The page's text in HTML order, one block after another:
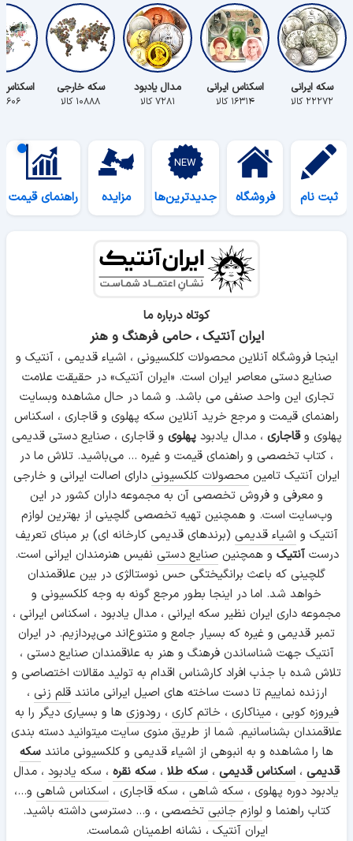
سکه ایرانی
۲۲۲۷۲ کالا
اسکناس ایرانی
۱۶۳۱۴ کالا
مدال یادبود
۷۲۸۱ کالا
سکه خارجی
۱۰۸۸۸ کالا ۵۶۰۶ کالا
ثبت نام فروشگاه جدیدترین‌ها مزایده راهنمای قیمت
کوتاه درباره ما
ایران آنتیک ، حامی فرهنگ و هنر
اینجا فروشگاه آنلاین محصولات کلکسیونی ، اشیاء قدیمی ، آنتیک و
صنایع دستی معاصر ایران است. «ایران آنتیک» در حقیقت علامت
تجاری این واحد صنفی می باشد. و شما در حال مشاهده وبسایت
راهنمای قیمت و مرجع خرید آنلاین سکه پهلوی و قاجاری ، اسکناس
پهلوی وقاجاری ، مدال یادبودپهلوی و قاجاری ، صنایع دستی قدیمی
، کتاب تخصصی و راهنمای قیمت و غیره ... می‌باشید. تلاش ما در
ایران آنتیک تامین محصولات کلکسیونی دارای اصالت ایرانی و خارجی
و معرفی و فروش تخصصی آن به مجموعه داران کشور در این
وب‌سایت است. و همچنین تهیه تخصصی گلچینی از بهترین لوازم
آنتیک و اشیاء قدیمی (برندهای قدیمی کارخانه ای) بر مبنای تعریف
درستآنتیک و همچنینصنایع دستی نفیس هنرمندان ایرانی است.
گلچینی که باعث برانگیختگی حس نوستالژی در بین علاقمندان
خواهد شد. اما در اینجا بطور مرجع گونه به وجه کلکسیونی و
مجموعه داری ایران نظیر سکه ایرانی ، مدال یادبود ، اسکناس ایرانی ،
تمبر قدیمی و غیره که بسیار جامع و متنوع‌اند می‌پردازیم. در ایران
آنتیک جهت شناساندن فرهنگ و هنر به علاقمندان صنایع دستی ،
تلاش شده با جذب افراد کارشناس اقدام به تولید مقالات اختصاصی و
ارزنده نماییم تا دست ساخته های اصیل ایرانی مانندقلم زنی ،
فیروزه کوبی ،میناکاری ، خاتم کاری ، رودوزی ها و بسیاری دیگر را به
علاقمندان بشناسانیم. شما از طریق منوی سایت میتوانید دسته بندی
ها را مشاهده و به انبوهی از اشیاء قدیمی و کلکسیونی مانند سکه
قدیمی ، اسکناس قدیمی ، سکه طلا ، سکه نقره ، سکه یادبود ، مدال
یادبود دوره پهلوی ، سکه شاهی ، سکه قاجاری ، اسکناس شاهی و...،
کتاب راهنما و لوازم جانبی تخصصی ، و... دسترسی داشته باشید.
ایران آنتیک ، نشانه اطمینان شماست.